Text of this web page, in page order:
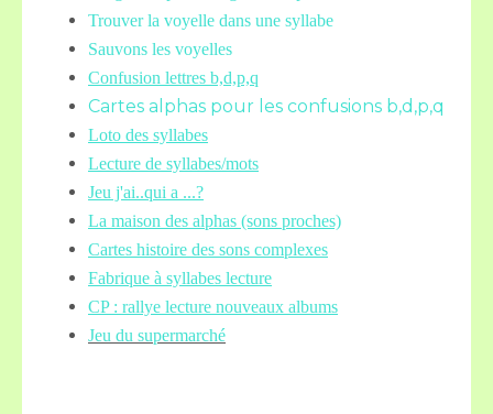
Trouver la voyelle dans une syllabe
Sauvons les voyelles
Confusion lettres b,d,p,q
Cartes alphas pour les confusions b,d,p,q
Loto des syllabes
Lecture de syllabes/mots
Jeu j'ai..qui a ...?
La maison des alphas (sons proches)
Cartes histoire des sons complexes
Fabrique à syllabes lecture
CP : rallye lecture nouveaux albums
Jeu du supermarché